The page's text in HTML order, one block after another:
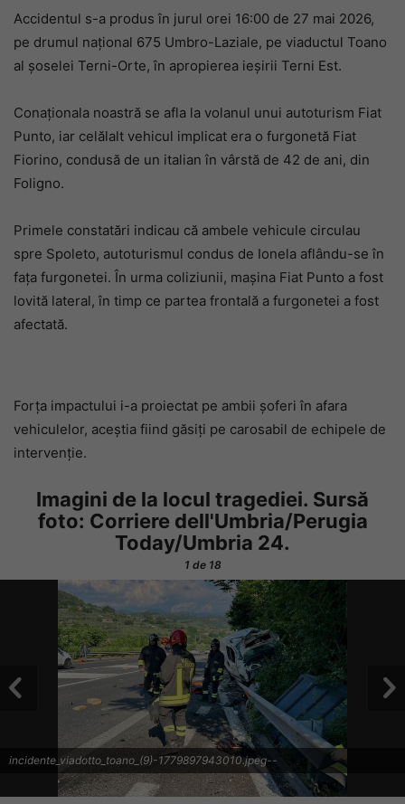
Accidentul s-a produs în jurul orei 16:00 de 27 mai 2026,
pe drumul național 675 Umbro-Laziale, pe viaductul Toano
al șoselei Terni-Orte, în apropierea ieșirii Terni Est.
Conaționala noastră se afla la volanul unui autoturism Fiat
Punto, iar celălalt vehicul implicat era o furgonetă Fiat
Fiorino, condusă de un italian în vârstă de 42 de ani, din
Foligno.
Primele constatări indicau că ambele vehicule circulau
spre Spoleto, autoturismul condus de Ionela aflându-se în
fața furgonetei. În urma coliziunii, mașina Fiat Punto a fost
lovită lateral, în timp ce partea frontală a furgonetei a fost
afectată.
Forța impactului i-a proiectat pe ambii șoferi în afara
vehiculelor, aceștia fiind găsiți pe carosabil de echipele de
intervenție.
Imagini de la locul tragediei. Sursă
foto: Corriere dell'Umbria/Perugia
Today/Umbria 24.
1 de 18
incidente_viadotto_toano_(9)-1779897943010.jpeg--